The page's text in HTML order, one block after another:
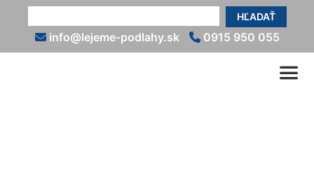
HĽADAŤ
info@lejeme-podlahy.sk 0915 950 055